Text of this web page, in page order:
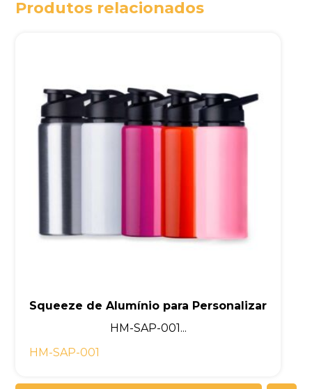
Produtos relacionados
Squeeze de Alumínio para Personalizar
HM-SAP-001...
HM-SAP-001